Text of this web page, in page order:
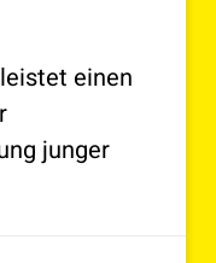
einen
junger